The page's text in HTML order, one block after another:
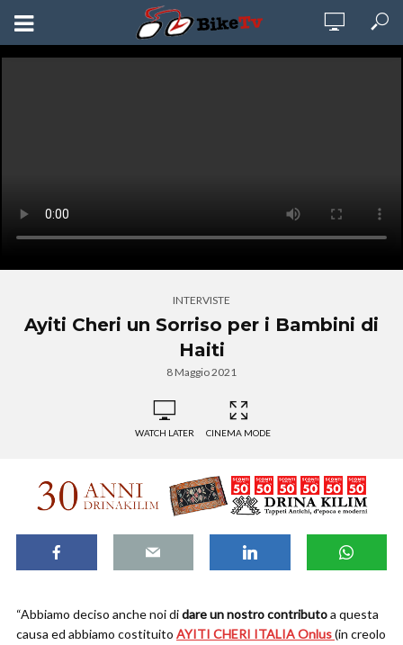
INTERVISTE
Ayiti Cheri un Sorriso per i Bambini di
Haiti
8 Maggio 2021
WATCH LATER CINEMA MODE
“Abbiamo deciso anche noi didare un nostro contributoa questa
causa ed abbiamo costituito AYITI CHERI ITALIA Onlus(in creolo